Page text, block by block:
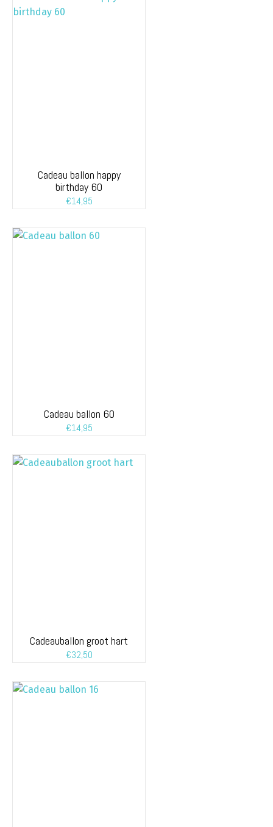
Cadeau ballon happy
birthday 60
€14,95
Cadeau ballon 60
€14,95
Cadeauballon groot hart
€32,50